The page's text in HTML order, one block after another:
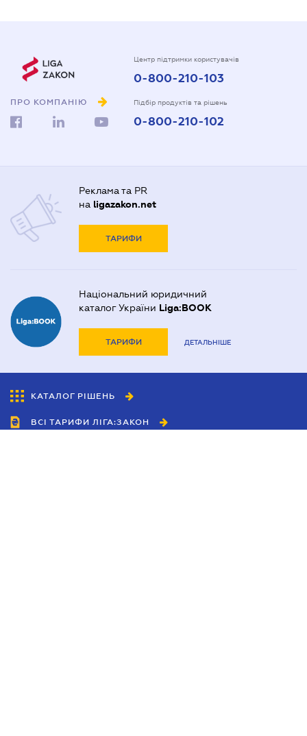
ПРО КОМПАНІЮ
Центр підтримки користувачів
0-800-210-103
Підбір продуктів та рішень
0-800-210-102
Реклама та PR
на ligazakon.net
ТАРИФИ
Національний юридичний
каталог України Liga:BOOK
ТАРИФИ ДЕТАЛЬНІШЕ
КАТАЛОГ РІШЕНЬ
ВСІ ТАРИФИ ЛІГА:ЗАКОН